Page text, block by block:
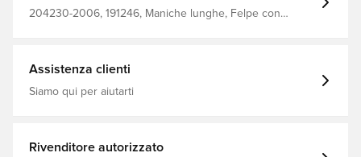
204230-2006, 191246, Maniche lunghe, Felpe con
Assistenza clienti
Siamo qui per aiutarti
Rivenditore autorizzato